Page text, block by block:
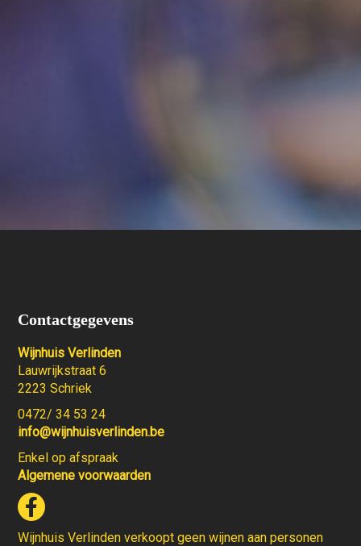
Contactgegevens
Wijnhuis Verlinden
Lauwrijkstraat 6
2223 Schriek
0472/ 34 53 24
info@wijnhuisverlinden.be
Enkel op afspraak
Algemene voorwaarden
Wijnhuis Verlinden verkoopt geen wijnen aan personen